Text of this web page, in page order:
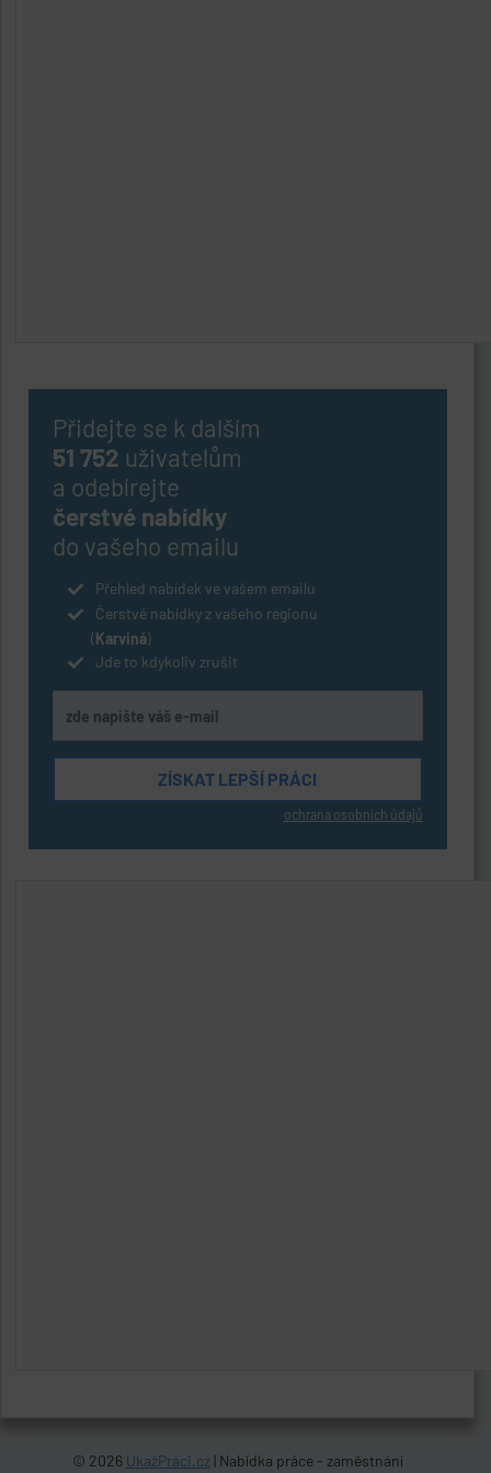
Přidejte se k dalším
51 752 uživatelům
a odebírejte
čerstvé nabídky
do vašeho emailu
Přehled nabídek ve vašem emailu
Čerstvé nabídky z vašeho regionu
(Karviná)
Jde to kdykoliv zrušit
ochrana osobních údajů
© 2026 UkažPráci.cz| Nabídka práce - zaměstnání